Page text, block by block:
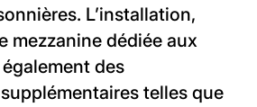
L’installation,
mezzanine dédiée aux
des
telles que